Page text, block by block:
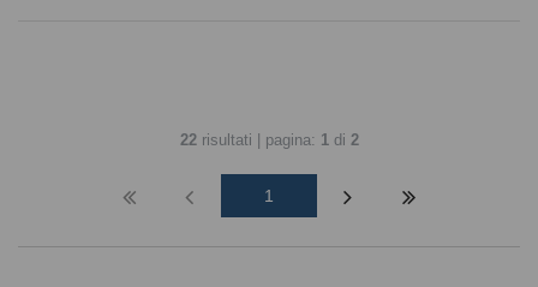
22risultati | pagina: 1 di 2
1